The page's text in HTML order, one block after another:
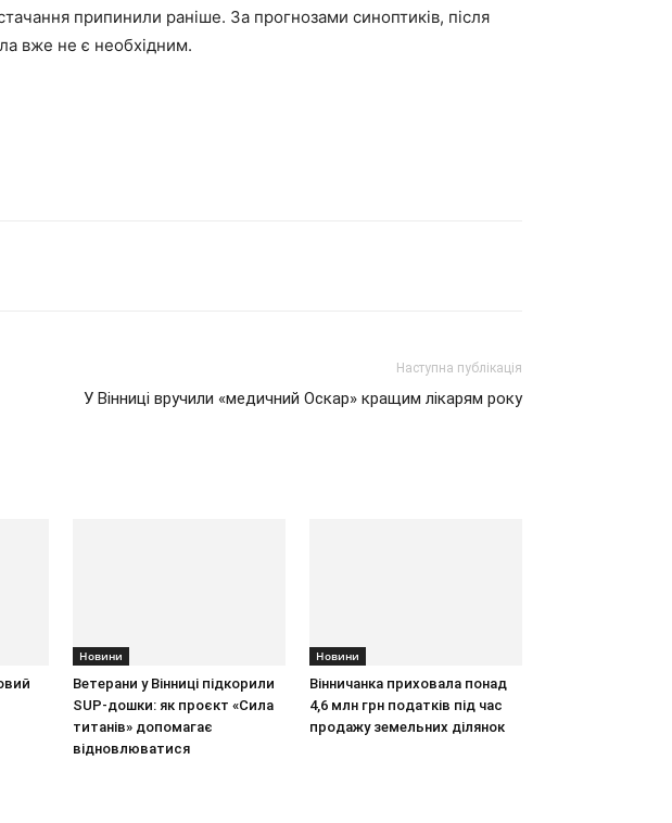
припинили раніше. За прогнозами синоптиків, після
вже не є необхідним.
Наступна публікація
У Вінниці вручили «медичний Оскар» кращим лікарям року
Новини
Ветерани у Вінниці підкорили
SUP-дошки: як проєкт «Сила
титанів» допомагає
відновлюватися
Новини
Вінничанка приховала понад
4,6 млн грн податків під час
продажу земельних ділянок